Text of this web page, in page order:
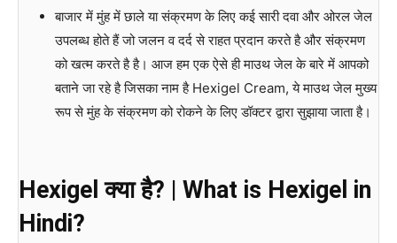
बाजार में मुंह में छाले या संक्रमण के लिए कई सारी दवा और ओरल जेल
उपलब्ध होते हैं जो जलन व दर्द से राहत प्रदान करते है और संक्रमण
को खत्म करते है है। आज हम एक ऐसे ही माउथ जेल के बारे में आपको
बताने जा रहे है जिसका नाम है Hexigel Cream, ये माउथ जेल मुख्य
रूप से मुंह के संक्रमण को रोकने के लिए डॉक्टर द्वारा सुझाया जाता है।
Hexigel क्या है? | What is Hexigel in
Hindi?